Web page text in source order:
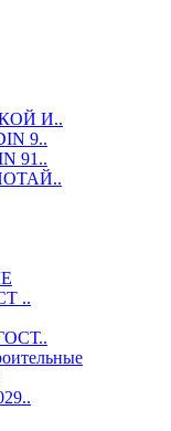
И..
9..
91..
..